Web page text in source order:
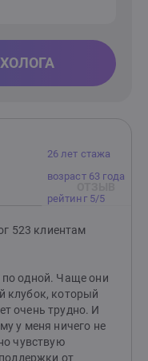
26 лет стажа
возраст 63 года
рейтинг 5/5
523 клиентам
одной. Чаще они
клубок, который
очень трудно. И
у меня ничего не
чувствую
от